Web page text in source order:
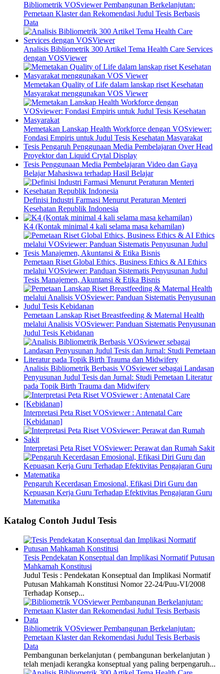
Bibliometrik VOSviewer Pembangunan Berkelanjutan:
Pemetaan Klaster dan Rekomendasi Judul Tesis Berbasis
Data
Analisis Bibliometrik 300 Artikel Tema Health Care Services
dengan VOSViewer
Memetakan Quality of Life dalam lanskap riset Kesehatan
Masyarakat menggunakan VOS Viewer
Memetakan Lanskap Health Workforce dengan VOSviewer:
Fondasi Empiris untuk Judul Tesis Kesehatan Masyarakat
Tesis Pengaruh Penggunaan Media Pembelajaran Over Head
Proyektor dan Liquid Crytal Display
Tesis Penggunaan Media Pembelajaran Video dan Gaya
Belajar Mahasiswa terhadap Hasil Belajar
Definisi Industri Farmasi Menurut Peraturan Menteri
Kesehatan Republik Indonesia
K4 (Kontak minimal 4 kali selama masa kehamilan)
Pemetaan Riset Global Ethics, Business Ethics & AI Ethics
melalui VOSviewer: Panduan Sistematis Penyusunan Judul
Tesis Manajemen, Akuntansi & Etika Bisnis
Pemetaan Lanskap Riset Breastfeeding & Maternal Health
melalui Analisis VOSviewer: Panduan Sistematis Penyusunan
Judul Tesis Kebidanan
Analisis Bibliometrik Berbasis VOSviewer sebagai Landasan
Penyusunan Judul Tesis dan Jurnal: Studi Pemetaan Literatur
pada Topik Birth Trauma dan Midwifery
Interpretasi Peta Riset VOSviewer : Antenatal Care
[Kebidanan]
Interpretasi Peta Riset VOSviewer: Perawat dan Rumah Sakit
Pengaruh Kecerdasan Emosional, Efikasi Diri Guru dan
Kepuasan Kerja Guru Terhadap Efektivitas Pengajaran Guru
Matematika
Katalog Contoh Judul Tesis
Tesis Pendekatan Konseptual dan Implikasi Normatif Putusan
Mahkamah Konstitusi
Judul Tesis : Pendekatan Konseptual dan Implikasi Normatif
Putusan Mahkamah Konstitusi Nomor 22-24/Puu-VI/2008
Terhadap Konsep...
Bibliometrik VOSviewer Pembangunan Berkelanjutan:
Pemetaan Klaster dan Rekomendasi Judul Tesis Berbasis
Data
Pembangunan berkelanjutan ( pembangunan berkelanjutan )
telah menjadi kerangka konseptual yang paling berpengaruh...